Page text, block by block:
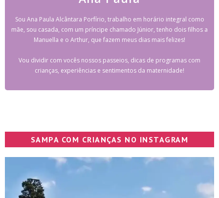
Sou Ana Paula Alcântara Porfírio, trabalho em horário integral como
mãe, sou casada, com um príncipe chamado Júnior, tenho dois filhos a
Manuella e o Arthur, que fazem meus dias mais felizes!
Vou dividir com vocês nossos passeios, dicas de programas com
crianças, experiências e sentimentos da maternidade!
SAMPA COM CRIANÇAS NO INSTAGRAM